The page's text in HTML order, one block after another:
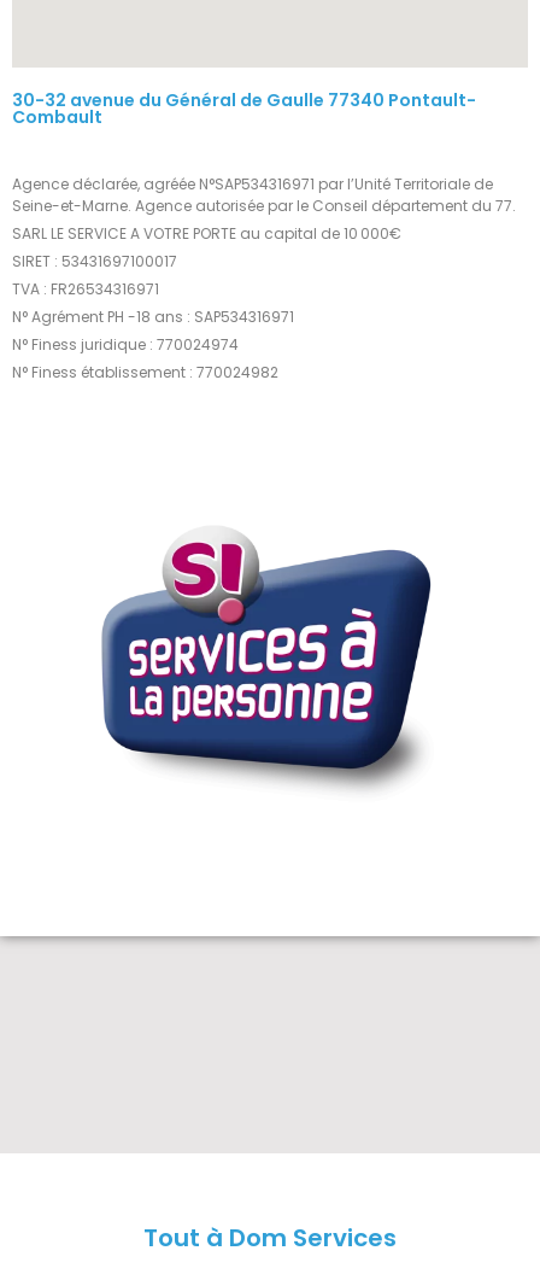
30-32 avenue du Général de Gaulle 77340 Pontault-
Combault
Agence déclarée, agréée N°SAP534316971 par l’Unité Territoriale de
Seine-et-Marne. Agence autorisée par le Conseil département du 77.
SARL LE SERVICE A VOTRE PORTE au capital de 10 000€
SIRET : 53431697100017
TVA : FR26534316971
N° Agrément PH -18 ans : SAP534316971
N° Finess juridique : 770024974
N° Finess établissement : 770024982
Tout à Dom Services